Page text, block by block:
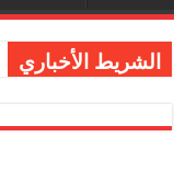
الشريط الأخباري